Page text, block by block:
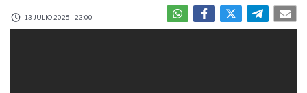
13 JULIO 2025 - 23:00